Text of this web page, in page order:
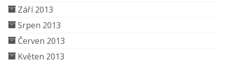
Září 2013
Srpen 2013
Červen 2013
Květen 2013